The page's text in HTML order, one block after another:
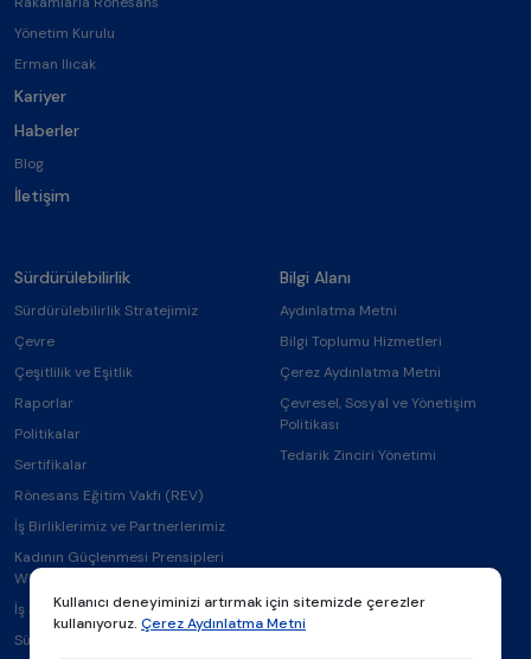
Kullanıcı deneyiminizi artırmak için sitemizde çerezler
kullanıyoruz. Çerez Aydınlatma Metni
Yönetim Kurulu
Erman Ilıcak
Kariyer
Haberler
Blog
İletişim
Sürdürülebilirlik
Sürdürülebilirlik Stratejimiz
Çevre
Çeşitlilik ve Eşitlik
Raporlar
Politikalar
Sertifikalar
Rönesans Eğitim Vakfı (REV)
İş Birliklerimiz ve Partnerlerimiz
Kadının Güçlenmesi Prensipleri
WEPs İmzacısı
İş Sağlığı ve Güvenliği
Sürdürülebilir Geleceği Tasarla
Bilgi Alanı
Aydınlatma Metni
Bilgi Toplumu Hizmetleri
Çerez Aydınlatma Metni
Çevresel, Sosyal ve Yönetişim
Politikası
Tedarik Zinciri Yönetimi